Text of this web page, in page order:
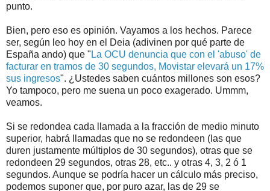
punto.
Bien, pero eso es opinión. Vayamos a los hechos. Parece
ser, según leo hoy en el Deia (adivinen por qué parte de
España ando) que " La OCU denuncia que con el 'abuso' de
facturar en tramos de 30 segundos, Movistar elevará un 17%
sus ingresos". ¿Ustedes saben cuántos millones son esos?
Yo tampoco, pero me suena un poco exagerado. Ummm,
veamos.
Si se redondea cada llamada a la fracción de medio minuto
superior, habrá llamadas que no se redondeen (las que
duren justamente múltiplos de 30 segundos), otras que se
redondeen 29 segundos, otras 28, etc.. y otras 4, 3, 2 ó 1
segundos. Aunque se podría hacer un cálculo más preciso,
podemos suponer que, por puro azar, las de 29 se